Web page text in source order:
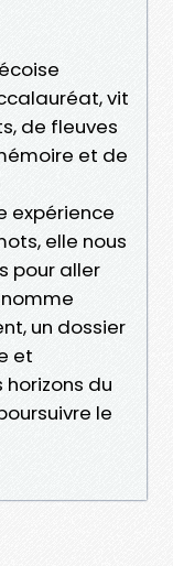
vit
de fleuves
et de
expérience
elle nous
pour aller
un dossier
et
du
le